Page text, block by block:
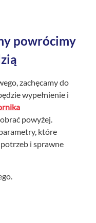
powrócimy
zachęcamy do
wypełnienie i
powyżej.
które
i sprawne